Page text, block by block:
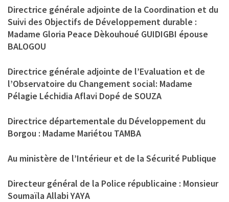
Directrice générale adjointe de la Coordination et du
Suivi des Objectifs de Développement durable :
Madame Gloria Peace Dèkouhoué GUIDIGBI épouse
BALOGOU
Directrice générale adjointe de l’Evaluation et de
l’Observatoire du Changement social: Madame
Pélagie Léchidia Aflavi Dopé de SOUZA
Directrice départementale du Développement du
Borgou : Madame Mariétou TAMBA
Au ministère de l’Intérieur et de la Sécurité Publique
Directeur général de la Police républicaine : Monsieur
Soumaïla Allabi YAYA